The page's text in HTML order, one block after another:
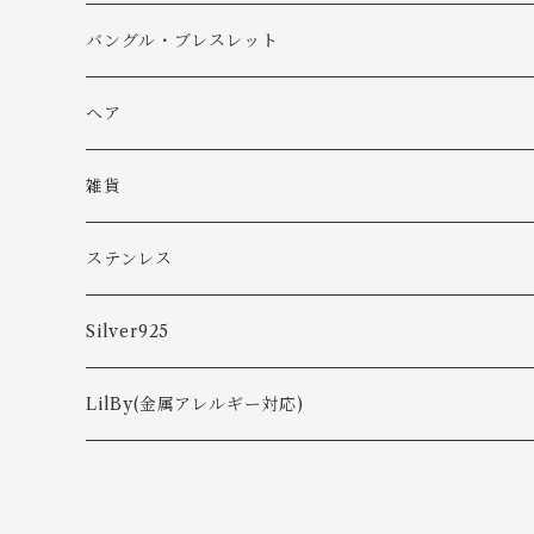
バングル・ブレスレット
バングル
ブレスレット
ヘア
雑貨
ステンレス
ピアス
ネックレス
Silver925
ピアス
LilBy(金属アレルギー対応)